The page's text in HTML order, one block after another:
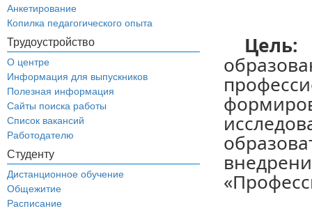
Анкетирование
Копилка педагогического опыта
Трудоустройство
О центре
Информация для выпускников
Полезная информация
Сайты поиска работы
Список вакансий
Работодателю
Студенту
Дистанционное обучение
Общежитие
Расписание
Цель: